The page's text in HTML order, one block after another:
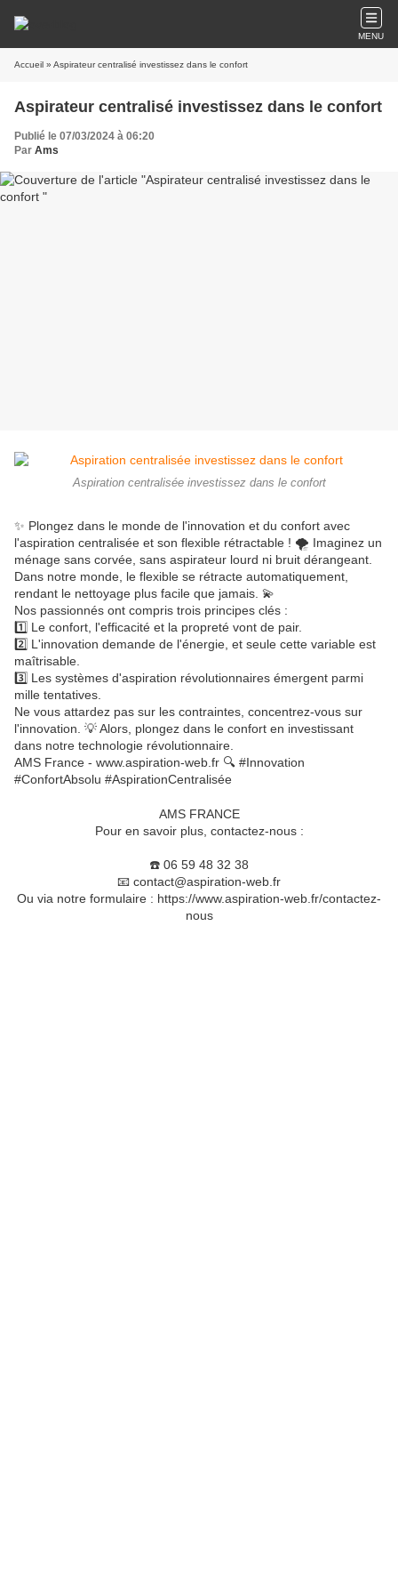
MENU
Accueil » Aspirateur centralisé investissez dans le confort
Aspirateur centralisé investissez dans le confort
Publié le 07/03/2024 à 06:20
Par Ams
Aspiration centralisée investissez dans le confort
✨ Plongez dans le monde de l'innovation et du confort avec
l'aspiration centralisée et son flexible rétractable ! 🌪️ Imaginez un
ménage sans corvée, sans aspirateur lourd ni bruit dérangeant.
Dans notre monde, le flexible se rétracte automatiquement,
rendant le nettoyage plus facile que jamais. 💫
Nos passionnés ont compris trois principes clés :
1️⃣ Le confort, l'efficacité et la propreté vont de pair.
2️⃣ L'innovation demande de l'énergie, et seule cette variable est
maîtrisable.
3️⃣ Les systèmes d'aspiration révolutionnaires émergent parmi
mille tentatives.
Ne vous attardez pas sur les contraintes, concentrez-vous sur
l'innovation. 💡 Alors, plongez dans le confort en investissant
dans notre technologie révolutionnaire.
AMS France - www.aspiration-web.fr 🔍 #Innovation
#ConfortAbsolu #AspirationCentralisée
AMS FRANCE
Pour en savoir plus, contactez-nous :
☎️ 06 59 48 32 38
📧 contact@aspiration-web.fr
Ou via notre formulaire : https://www.aspiration-web.fr/contactez-
nous